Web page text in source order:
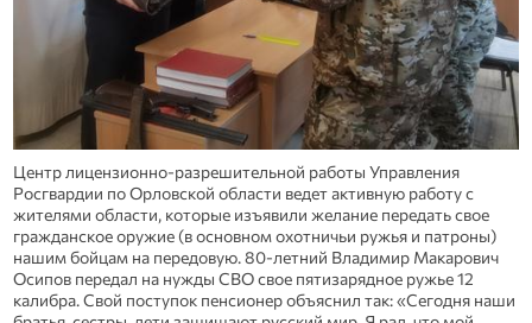
Центр лицензионно-разрешительной работы Управления
Росгвардии по Орловской области ведет активную работу с
жителями области, которые изъявили желание передать свое
гражданское оружие (в основном охотничьи ружья и патроны)
нашим бойцам на передовую. 80-летний Владимир Макарович
Осипов передал на нужды СВО свое пятизарядное ружье 12
калибра. Свой поступок пенсионер объяснил так: «Сегодня наши